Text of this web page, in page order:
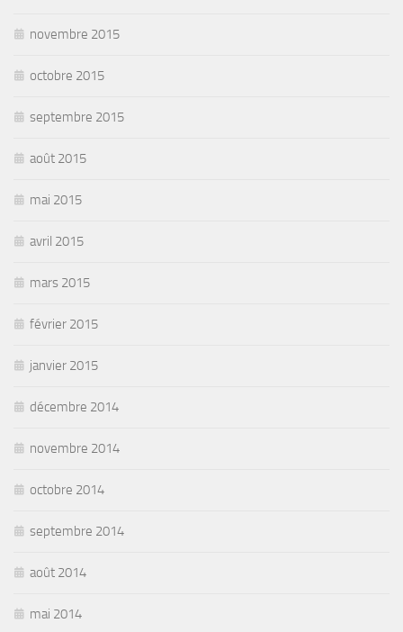
novembre 2015
octobre 2015
septembre 2015
août 2015
mai 2015
avril 2015
mars 2015
février 2015
janvier 2015
décembre 2014
novembre 2014
octobre 2014
septembre 2014
août 2014
mai 2014